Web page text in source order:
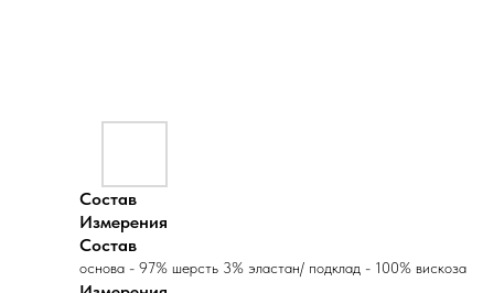
Состав
Измерения
Состав
основа - 97% шерсть 3% эластан/ подклад - 100% вискоза